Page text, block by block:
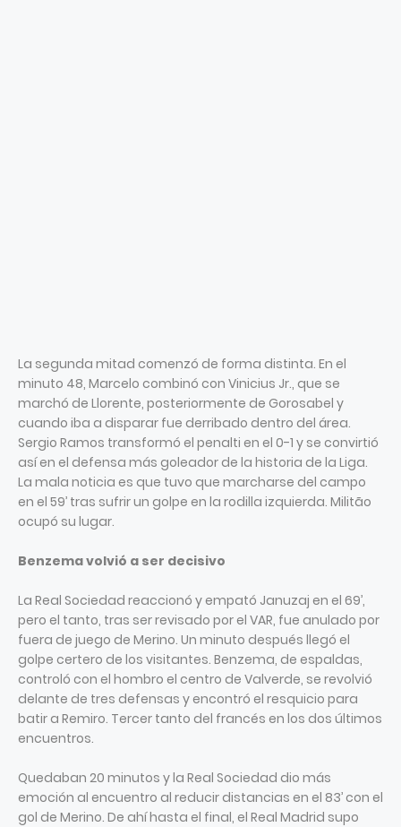
La segunda mitad comenzó de forma distinta. En el
minuto 48, Marcelo combinó con Vinicius Jr., que se
marchó de Llorente, posteriormente de Gorosabel y
cuando iba a disparar fue derribado dentro del área.
Sergio Ramos transformó el penalti en el 0-1 y se convirtió
así en el defensa más goleador de la historia de la Liga.
La mala noticia es que tuvo que marcharse del campo
en el 59’ tras sufrir un golpe en la rodilla izquierda. Militão
ocupó su lugar.
Benzema volvió a ser decisivo
La Real Sociedad reaccionó y empató Januzaj en el 69’,
pero el tanto, tras ser revisado por el VAR, fue anulado por
fuera de juego de Merino. Un minuto después llegó el
golpe certero de los visitantes. Benzema, de espaldas,
controló con el hombro el centro de Valverde, se revolvió
delante de tres defensas y encontró el resquicio para
batir a Remiro. Tercer tanto del francés en los dos últimos
encuentros.
Quedaban 20 minutos y la Real Sociedad dio más
emoción al encuentro al reducir distancias en el 83’ con el
gol de Merino. De ahí hasta el final, el Real Madrid supo